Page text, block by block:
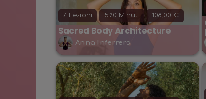
7 Lezioni 520 Minuti 108,00 €
Sacred Body Architecture
Anna Inferrera